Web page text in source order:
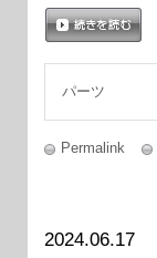
パーツ
Permalink
2024.06.17